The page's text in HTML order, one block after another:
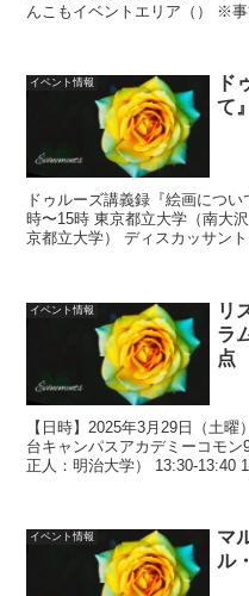
んこもイベントエリア（） ※
イベント情報
ド
て
ドゥルーズ講義録『絵画につ
時〜15時 東京都立大学（南大
京都立大学） ディスカッサン
イベント情報
リ
ラ
点
【日時】2025年3月29日（土
台キャンパスアカデミーコモ
正人：明治大学） 13:30-13:40
イベント情報
マ
ル